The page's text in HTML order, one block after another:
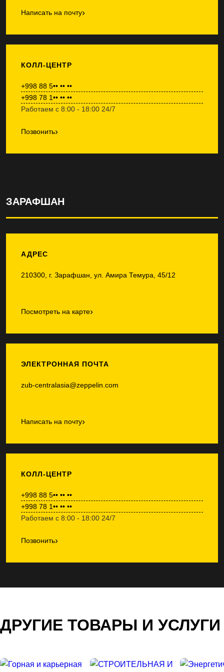
Написать на почту›
КОЛЛ-ЦЕНТР
+998 88 5•• •• ••
+998 78 1•• •• ••
Работаем с 8:00 - 18:00 24/7
Позвонить›
ЗАРАФШАН
АДРЕС
210300, г. Зарафшан, ул. Амира Темура, 45/12
Посмотреть на карте›
ЭЛЕКТРОННАЯ ПОЧТА
zub-centralasia@zeppelin.com
Написать на почту›
КОЛЛ-ЦЕНТР
+998 88 5•• •• ••
+998 78 1•• •• ••
Работаем с 8:00 - 18:00 24/7
Позвонить›
ДРУГИЕ ТОВАРЫ И УСЛУГИ